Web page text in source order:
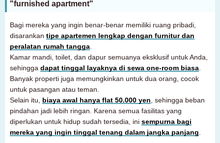
"furnished apartment"
Bagi mereka yang ingin benar-benar memiliki ruang pribadi,
disarankan tipe apartemen lengkap dengan furnitur dan
peralatan rumah tangga
Kamar mandi, toilet, dan dapur semuanya eksklusif untuk Anda,
sehingga dapat tinggal layaknya di sewa one-room biasa
Banyak properti juga memungkinkan untuk dua orang, cocok
untuk pasangan atau teman.
Selain itu, biaya awal hanya flat 50.000 yen , sehingga beban
pindahan jadi lebih ringan. Karena semua fasilitas yang
diperlukan untuk hidup sudah tersedia, ini sempurna bagi
mereka yang ingin tinggal tenang dalam jangka panjang
Hanya untuk calon penghuni dan penghuni